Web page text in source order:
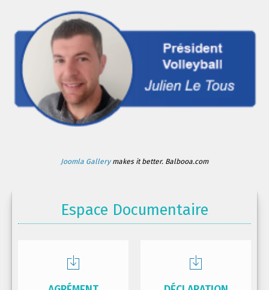
Joomla Gallerymakes it better. Balbooa.com
Espace Documentaire